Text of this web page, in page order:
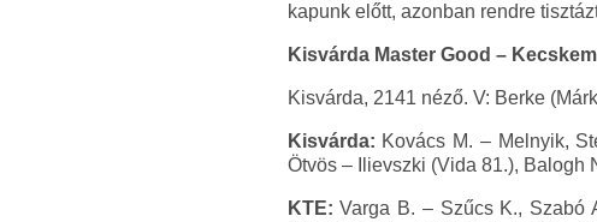
kapunk előtt, azonban rendre
Kisvárda Master Good –
Kisvárda, 2141 néző. V: Berke
Kisvárda: Kovács M. – Melnyik,
Ötvös – Ilievszki (Vida 81.), Balogh
KTE: Varga B. – Szűcs K., Szabó